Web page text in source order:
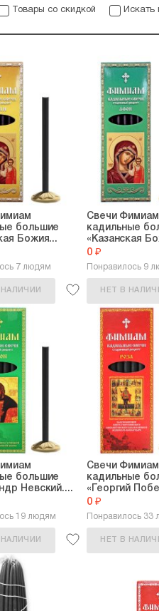
Товары со скидкой Искать
большие
Божия...
7 людям
Свечи Фимиам
кадильные
«Казанская
0 ₽
Понравилось 9
НЕТ В
большие
Невский....
19 людям
Свечи Фимиам
кадильные
«Георгий
0 ₽
Понравилось 33
НЕТ В